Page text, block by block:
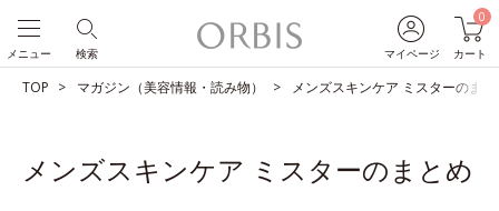
マイページ
0
カート
検索
メニュー
TOP マガジン（美容情報・読み物） メンズスキンケア ミスターのまと
メンズスキンケア ミスターのまとめ